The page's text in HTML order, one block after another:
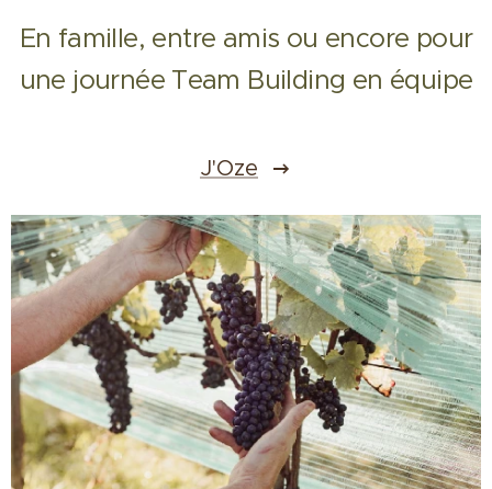
En famille, entre amis ou encore pour
une journée Team Building en équipe
J'Oze